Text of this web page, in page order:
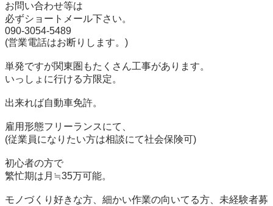
お問い合わせ等は
必ずショートメール下さい。
090-3054-5489
(営業電話はお断りします。)
単発ですが関東圏もたくさん工事があります。
いっしょに行ける方限定。
出来れば自動車免許。
雇用形態フリーランスにて、
(従業員になりたい方は相談にて社会保険可)
初心者の方で
繁忙期は月≒35万可能。
モノづくり好きな方、細かい作業の向いてる方、未経験者募